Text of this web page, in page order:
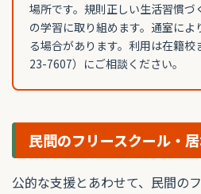
場所です。規則正しい生活習慣づ
の学習に取り組めます。通室によ
る場合があります。利用は在籍
23-7607）にご相談ください。
民間のフリースクール・
公的な支援とあわせて、民間の